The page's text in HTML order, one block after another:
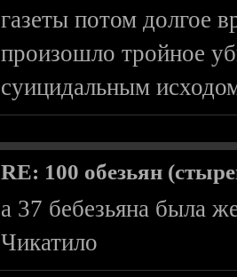
газеты потом долгое
произошло тройное
суицидальным
RE: 100 обезьян
а 37 бебезьяна была
Чикатило